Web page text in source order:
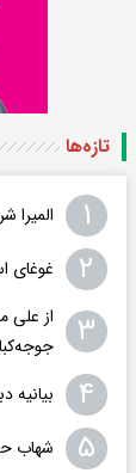
تازه‌ها
۱ المیرا
۲ غوغای
۳
از علی
۴ بیانیه
۵ شهاب